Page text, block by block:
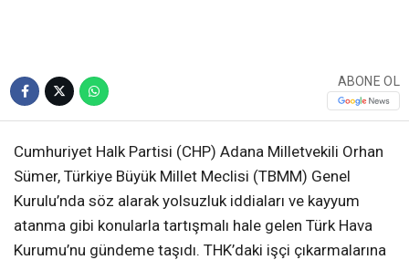
ABONE OL
Cumhuriyet Halk Partisi (CHP) Adana Milletvekili Orhan
Sümer, Türkiye Büyük Millet Meclisi (TBMM) Genel
Kurulu’nda söz alarak yolsuzluk iddiaları ve kayyum
atanma gibi konularla tartışmalı hale gelen Türk Hava
Kurumu’nu gündeme taşıdı. THK’daki işçi çıkarmalarına